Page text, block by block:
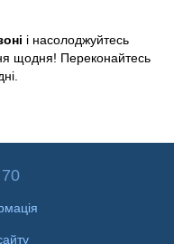
і насолоджуйтесь
щодня! Переконайтесь